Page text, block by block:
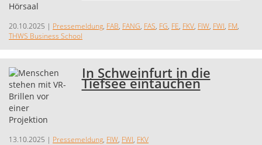
20.10.2025 | Pressemeldung, FAB, FANG, FAS, FG, FE, FKV, FIW, FWI, FM,
THWS Business School
In Schweinfurt in die
Tiefsee eintauchen
13.10.2025 | Pressemeldung, FIW, FWI, FKV